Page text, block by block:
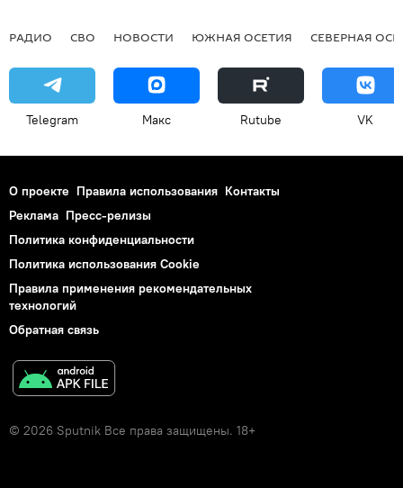
РАДИО СВО НОВОСТИ ЮЖНАЯ ОСЕТИЯ СЕВЕРНАЯ
Telegram Макс Rutube VK
О проекте Правила использования Контакты
Реклама Пресс-релизы
Политика конфиденциальности
Политика использования Cookie
Правила применения рекомендательных
технологий
Обратная связь
© 2026 Sputnik Все права защищены. 18+